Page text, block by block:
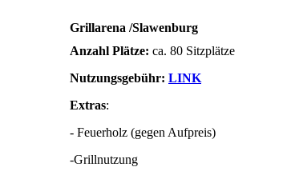
Grillarena /Slawenburg
Anzahl Plätze: ca. 80 Sitzplätze
Nutzungsgebühr: LINK
Extras:
- Feuerholz (gegen Aufpreis)
-Grillnutzung